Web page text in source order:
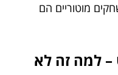
מוטוריים הם
– למה זה לא